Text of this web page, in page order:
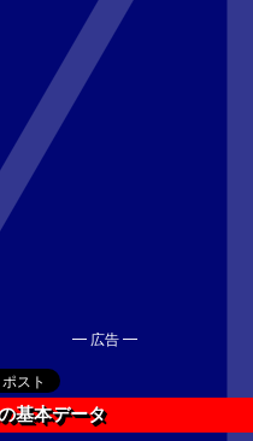
━ 広告 ━
基本データ